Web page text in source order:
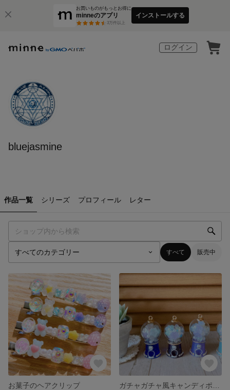
お買いものがもっとお得に
minneのアプリ
3万件以上
インストールする
ログイン
bluejasmine
作品一覧 シリーズ プロフィール レター
すべて 販売中
お菓子のヘアクリップ